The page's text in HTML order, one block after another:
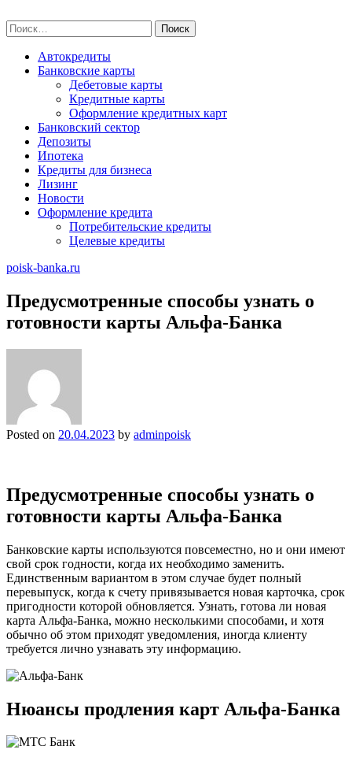
to
content
Найти:
Автокредиты
Банковские карты
Дебетовые карты
Кредитные карты
Оформление кредитных карт
Банковский сектор
Депозиты
Ипотека
Кредиты для бизнеса
Лизинг
Новости
Оформление кредита
Потребительские кредиты
Целевые кредиты
poisk-banka.ru
Предусмотренные способы узнать о
готовности карты Альфа-Банка
Posted on 20.04.2023 by adminpoisk
Предусмотренные способы узнать о
готовности карты Альфа-Банка
Банковские карты используются повсеместно, но и они имеют
свой срок годности, когда их необходимо заменить.
Единственным вариантом в этом случае будет полный
перевыпуск, когда к счету привязывается новая карточка, срок
пригодности которой обновляется. Узнать, готова ли новая
карта Альфа-Банка, можно несколькими способами, и хотя
обычно об этом приходят уведомления, иногда клиенту
требуется лично узнавать эту информацию.
Нюансы продления карт Альфа-Банка